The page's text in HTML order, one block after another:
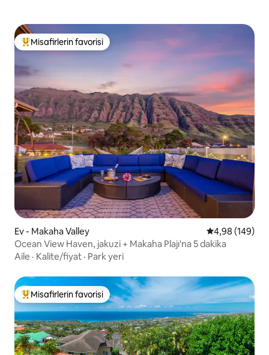
Misafirlerin favorilerinden en beğenilenler arasında
Misafirlerin favorisi
Ev - Makaha Valley 5 üzerinden
4,98 (149)
Ocean View Haven, jakuzi + Makaha Plajı'na 5 dakika
Aile · Kalite/fiyat · Park yeri
Misafirlerin favorilerinden en beğenilenler arasında
Misafirlerin favorisi